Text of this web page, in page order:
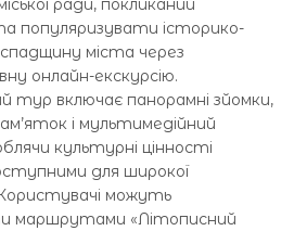
ради, покликаний
популяризувати історико-
міста через
онлайн-екскурсію.
тур включає панорамні зйомки,
і мультимедійний
культурні цінності
для широкої
можуть
маршрутами «Літописний